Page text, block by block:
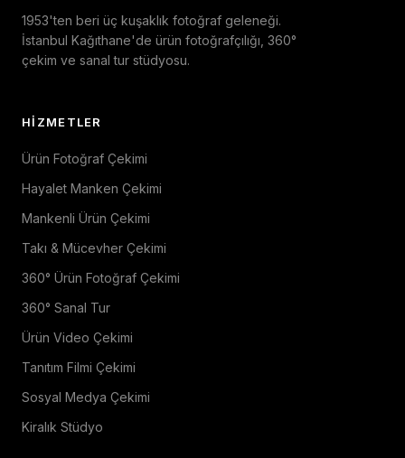
1953'ten beri üç kuşaklık fotoğraf geleneği.
İstanbul Kağıthane'de ürün fotoğrafçılığı, 360°
çekim ve sanal tur stüdyosu.
HIZMETLER
Ürün Fotoğraf Çekimi
Hayalet Manken Çekimi
Mankenli Ürün Çekimi
Takı & Mücevher Çekimi
360° Ürün Fotoğraf Çekimi
360° Sanal Tur
Ürün Video Çekimi
Tanıtım Filmi Çekimi
Sosyal Medya Çekimi
Kiralık Stüdyo